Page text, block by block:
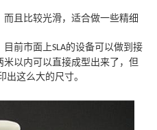
且比较光滑，适合做一些精细
目前市面上SLA的设备可以做到接
以内可以直接成型出来了，但
出这么大的尺寸。